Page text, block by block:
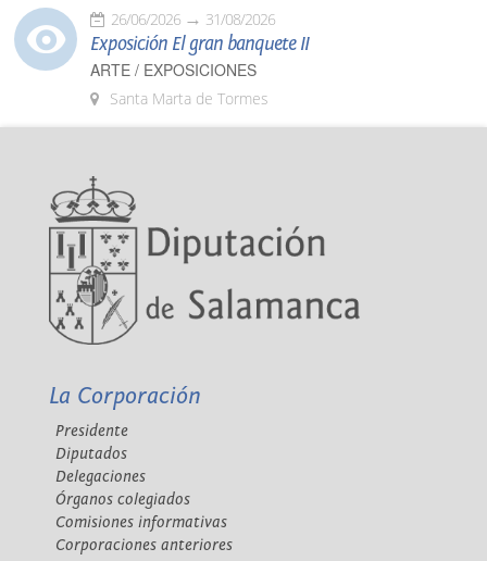
26/06/2026 31/08/2026
Exposición El gran banquete II
ARTE / EXPOSICIONES
Santa Marta de Tormes
La Corporación
Presidente
Diputados
Delegaciones
Órganos colegiados
Comisiones informativas
Corporaciones anteriores